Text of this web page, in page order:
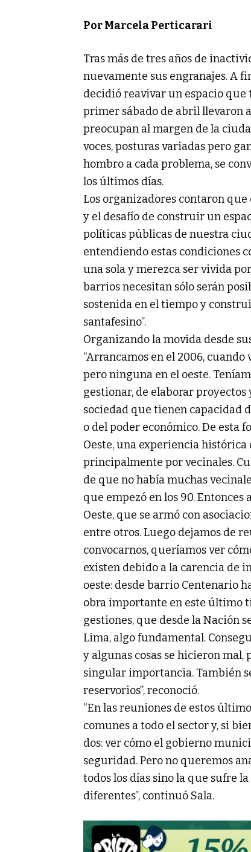
Por Marcela Perticarari
Tras más de tres años de
nuevamente sus engranajes. A
decidió reavivar un espacio que
primer sábado de abril llevaron
preocupan al margen de la
voces, posturas variadas pero
hombro a cada problema, se
los últimos días.
Los organizadores contaron que
y el desafío de construir un
políticas públicas de nuestra
entendiendo estas condiciones
una sola y merezca ser vivida
barrios necesitan sólo serán
sostenida en el tiempo y
santafesino”.
Organizando la movida desde
“Arrancamos en el 2006,
pero ninguna en el oeste.
gestionar, de elaborar
sociedad que tienen capacidad
o del poder económico. De esta
Oeste, una experiencia histórica
principalmente por vecinales.
de que no había muchas
que empezó en los 90.
Oeste, que se armó con
entre otros. Luego dejamos de
convocarnos, queríamos ver
existen debido a la carencia de
oeste: desde barrio Centenario
obra importante en este último
gestiones, que desde la Nación
Lima, algo fundamental.
y algunas cosas se hicieron mal,
singular importancia. También
reservorios”, reconoció.
“En las reuniones de estos
comunes a todo el sector y, si
dos: ver cómo el gobierno
seguridad. Pero no queremos
todos los días sino la que sufre
diferentes”, continuó Sala.